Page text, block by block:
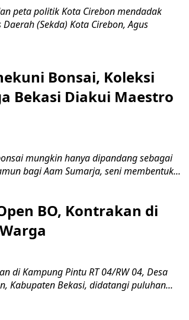
peta politik Kota Cirebon mendadak
(Sekda) Kota Cirebon, Agus
Bonsai, Koleksi
Bekasi Diakui Maestro
mungkin hanya dipandang sebagai
bagi Aam Sumarja, seni membentuk...
BO, Kontrakan di
di Kampung Pintu RT 04/RW 04, Desa
Kabupaten Bekasi, didatangi puluhan...